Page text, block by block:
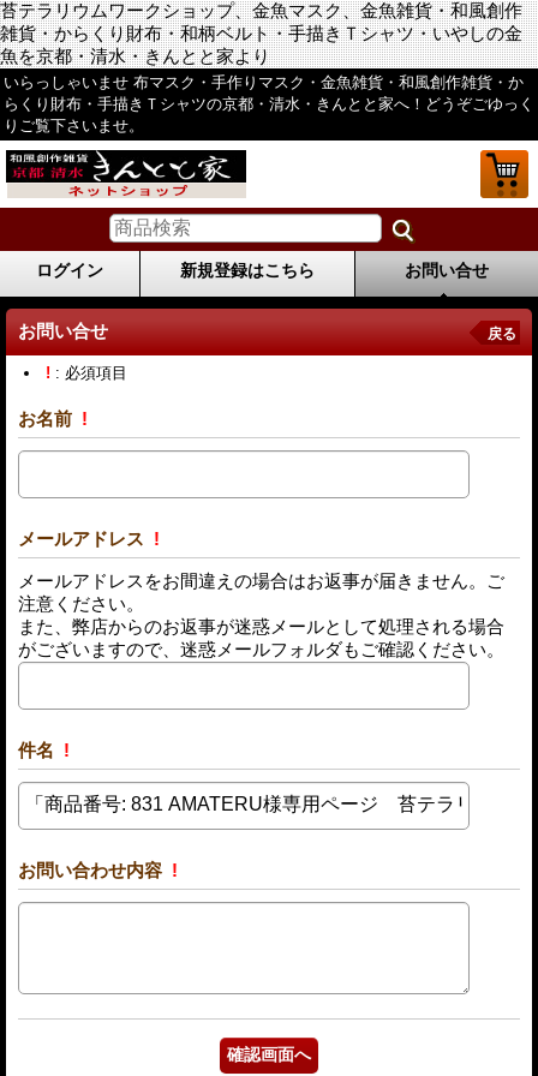
苔テラリウムワークショップ、金魚マスク、金魚雑貨・和風創作
雑貨・からくり財布・和柄ベルト・手描きＴシャツ・いやしの金
魚を京都・清水・きんとと家より
いらっしゃいませ 布マスク・手作りマスク・金魚雑貨・和風創作雑貨・か
らくり財布・手描きＴシャツの京都・清水・きんとと家へ！どうぞごゆっく
りご覧下さいませ。
ログイン 新規登録はこちら お問い合せ
お問い合せ 戻る
! : 必須項目
お名前 !
メールアドレス !
メールアドレスをお間違えの場合はお返事が届きません。ご
注意ください。
また、弊店からのお返事が迷惑メールとして処理される場合
がございますので、迷惑メールフォルダもご確認ください。
件名 !
お問い合わせ内容 !